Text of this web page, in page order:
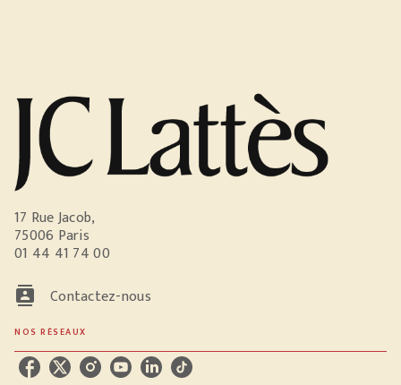
17 Rue Jacob,
75006 Paris
01 44 41 74 00
contacts Contactez-nous
NOS RÉSEAUX